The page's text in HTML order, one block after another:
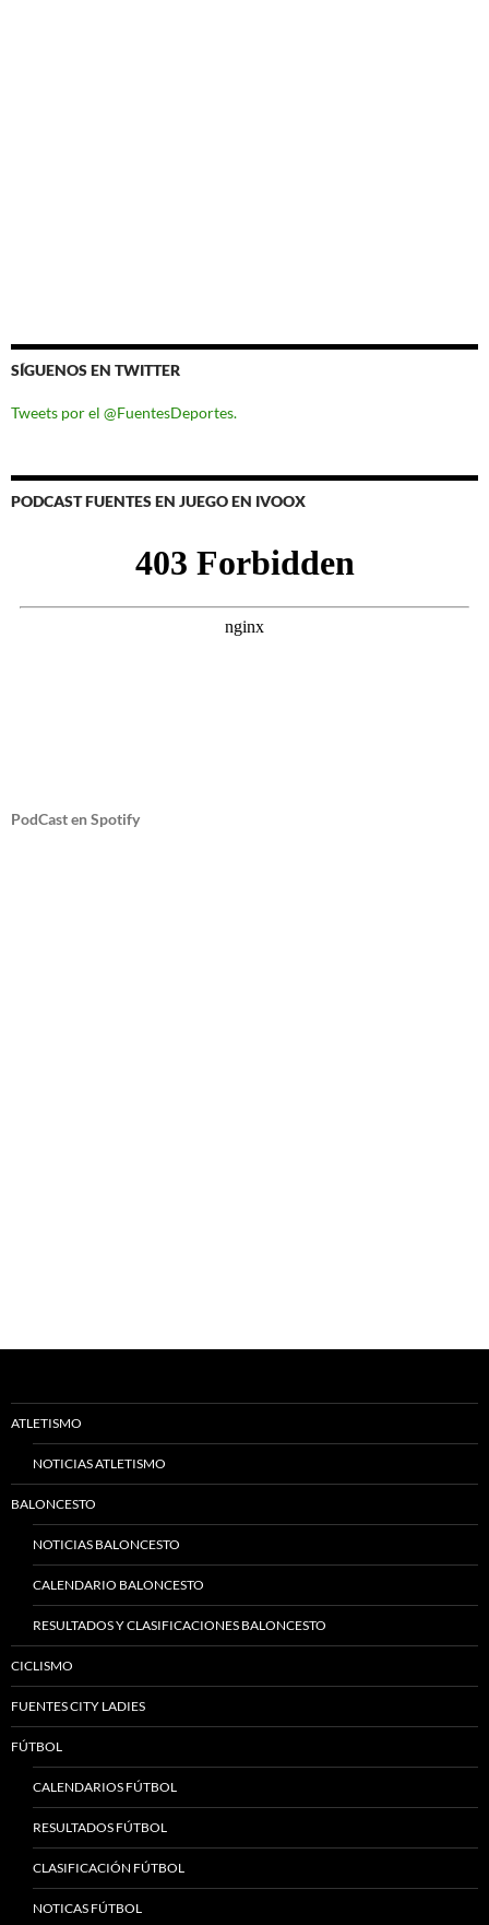
SÍGUENOS EN TWITTER
Tweets por el @FuentesDeportes.
PODCAST FUENTES EN JUEGO EN IVOOX
PodCast en Spotify
ATLETISMO
NOTICIAS ATLETISMO
BALONCESTO
NOTICIAS BALONCESTO
CALENDARIO BALONCESTO
RESULTADOS Y CLASIFICACIONES BALONCESTO
CICLISMO
FUENTES CITY LADIES
FÚTBOL
CALENDARIOS FÚTBOL
RESULTADOS FÚTBOL
CLASIFICACIÓN FÚTBOL
NOTICAS FÚTBOL